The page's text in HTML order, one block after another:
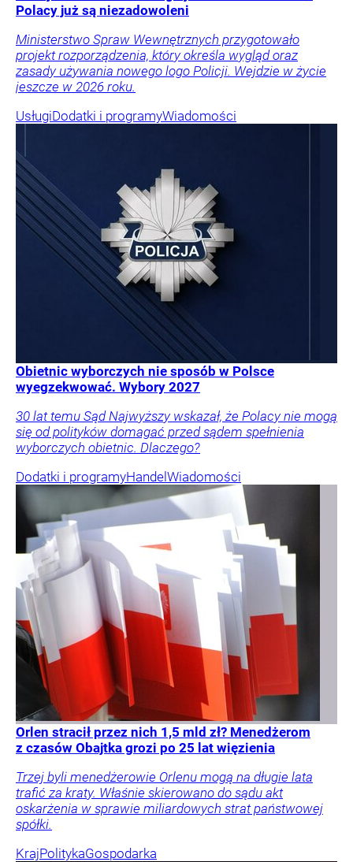
Polacy już są niezadowoleni
Ministerstwo Spraw Wewnętrznych przygotowało
projekt rozporządzenia, który określa wygląd oraz
zasady używania nowego logo Policji. Wejdzie w życie
jeszcze w 2026 roku.
UsługiDodatki i programyWiadomości
Obietnic wyborczych nie sposób w Polsce
wyegzekwować. Wybory 2027
30 lat temu Sąd Najwyższy wskazał, że Polacy nie mogą
się od polityków domagać przed sądem spełnienia
wyborczych obietnic. Dlaczego?
Dodatki i programyHandelWiadomości
Orlen stracił przez nich 1,5 mld zł? Menedżerom
z czasów Obajtka grozi po 25 lat więzienia
Trzej byli menedżerowie Orlenu mogą na długie lata
trafić za kraty. Właśnie skierowano do sądu akt
oskarżenia w sprawie miliardowych strat państwowej
spółki.
KrajPolitykaGospodarka